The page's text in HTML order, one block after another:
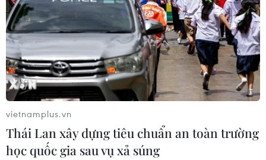
#đáp án thi THPT
Theo dõi VietnamPlus
vietnamplus.vn
Thái Lan xây dựng tiêu chuẩn an toàn trường
học quốc gia sau vụ xả súng